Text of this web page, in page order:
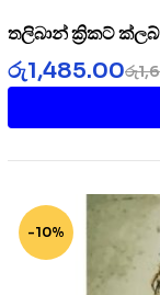
තලිබාන් ක්‍රිකට්
රු
රු1,485.00
-10%